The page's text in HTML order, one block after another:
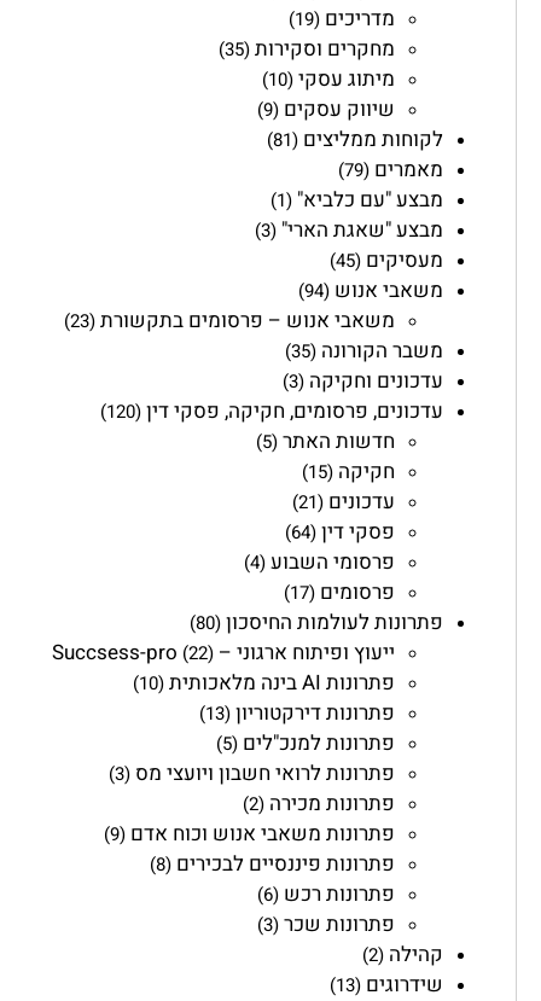
מדריכים (19)
מחקרים וסקירות(35)
מיתוג עסקי(10)
שיווק עסקים (9)
לקוחות ממליצים (81)
מאמרים (79)
מבצע "עם כלביא" (1)
מבצע "שאגת הארי" (3)
מעסיקים (45)
משאבי אנוש (94)
משאבי אנוש – פרסומים בתקשורת(23)
משבר הקורונה (35)
עדכונים וחקיקה (3)
עדכונים, פרסומים, חקיקה, פסקי דין(120)
חדשות האתר(5)
חקיקה (15)
עדכונים (21)
פסקי דין(64)
פרסומי השבוע(4)
פרסומים (17)
פתרונות לעולמות החיסכון(80)
ייעוץ ופיתוח ארגוני – Succsess-pro (22)
פתרונות AI בינה מלאכותית (10)
פתרונות דירקטוריון(13)
פתרונות למנכ"לים (5)
פתרונות לרואי חשבון ויועצי מס (3)
פתרונות מכירה (2)
פתרונות משאבי אנוש וכוח אדם (9)
פתרונות פיננסיים לבכירים (8)
פתרונות רכש (6)
פתרונות שכר(3)
קהילה (2)
שידרוגים (13)